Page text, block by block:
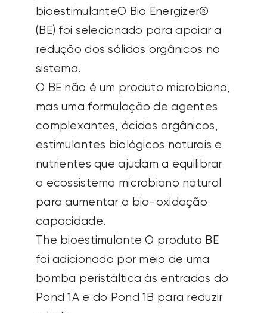
bioestimulanteO Bio Energizer®
(BE) foi selecionado para apoiar a
redução dos sólidos orgânicos no
sistema.
O BE não é um produto microbiano,
mas uma formulação de agentes
complexantes, ácidos orgânicos,
estimulantes biológicos naturais e
nutrientes que ajudam a equilibrar
o ecossistema microbiano natural
para aumentar a bio-oxidação
capacidade.
The bioestimulante O produto BE
foi adicionado por meio de uma
bomba peristáltica às entradas do
Pond 1A e do Pond 1B para reduzir